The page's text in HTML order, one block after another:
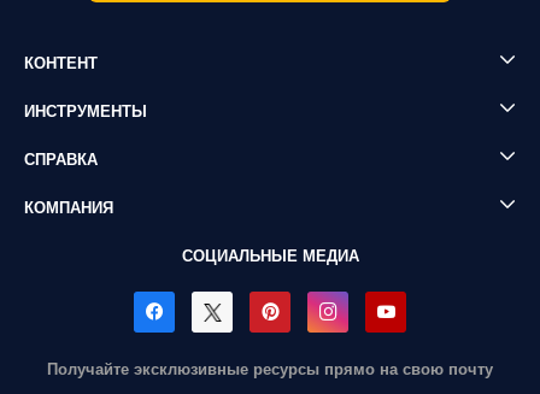
КОНТЕНТ
ИНСТРУМЕНТЫ
СПРАВКА
КОМПАНИЯ
СОЦИАЛЬНЫЕ МЕДИА
Получайте эксклюзивные ресурсы прямо на свою почту